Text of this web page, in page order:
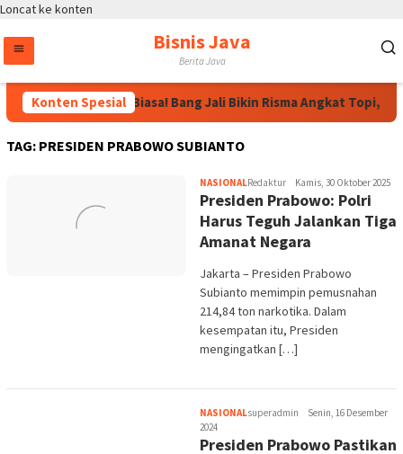
Loncat ke konten
Bisnis Java
Berita Java
Konten Spesial
Sekadar Kampung Biasa! Bang Jali Bikin Risma Angkat Topi,
TAG: PRESIDEN PRABOWO SUBIANTO
NASIONALRedaktur Kamis, 30 Oktober 2025
Presiden Prabowo: Polri
Harus Teguh Jalankan Tiga
Amanat Negara
Jakarta – Presiden Prabowo
Subianto memimpin pemusnahan
214,84 ton narkotika. Dalam
kesempatan itu, Presiden
mengingatkan […]
NASIONALsuperadmin
Senin, 16 Desember
2024
Presiden Prabowo Pastikan